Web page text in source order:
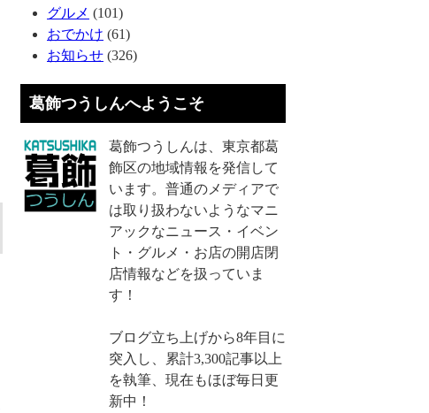
グルメ (101)
おでかけ (61)
お知らせ (326)
葛飾つうしんへようこそ
葛飾つうしんは、東京都葛
飾区の地域情報を発信して
います。普通のメディアで
は取り扱わないようなマニ
アックなニュース・イベン
ト・グルメ・お店の開店閉
店情報などを扱っていま
す！
ブログ立ち上げから8年目に
突入し、累計3,300記事以上
を執筆、現在もほぼ毎日更
新中！